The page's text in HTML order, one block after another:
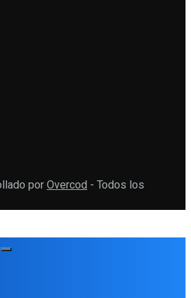
porOvercod - Todos los